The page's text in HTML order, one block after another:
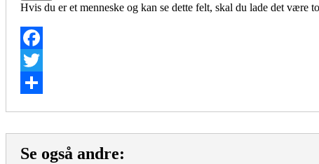
Hvis du er et menneske og kan se dette felt, skal du lade det være
Facebook
Twitter
Se også andre: